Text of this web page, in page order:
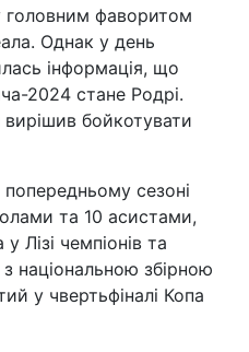
фаворитом
Однак у день
інформація, що
2024 стане Родрі.
бойкотувати
сезоні
та 10 асистами,
Лізі чемпіонів та
з національною збірною
у чвертьфіналі Копа